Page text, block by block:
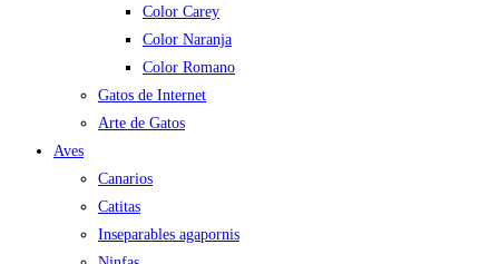
Color Carey
Color Naranja
Color Romano
Gatos de Internet
Arte de Gatos
Aves
Canarios
Catitas
Inseparables agapornis